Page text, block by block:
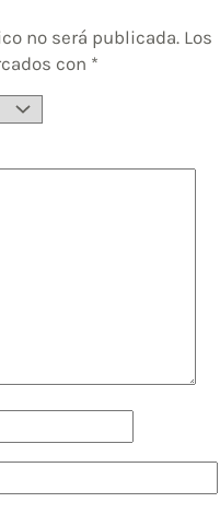
no será publicada. Los
con *